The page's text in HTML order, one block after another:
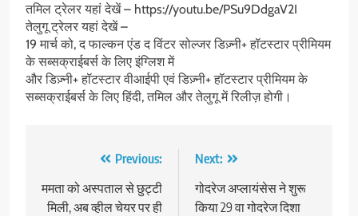
तमिल ट्रेलर यहां देखें – https://youtu.be/PSu9DdgaV2I
तेलुगू ट्रेलर यहां देखें –
19 मार्च को, द फाल्कन एंड द विंटर सोल्जर डिज़्नी+ हॉटस्टार प्रीमियम
के सब्सक्राईबर्स के लिए इंग्लिश में
और डिज़्नी+ हॉटस्टार वीआईपी एवं डिज़्नी+ हॉटस्टार प्रीमियम के
सब्सक्राईबर्स के लिए हिंदी, तमिल और तेलुगू में रिलीज़ होगी।
navigation
Previous:
ममता को अस्पताल से छुट्टी
मिली, अब व्हील चेयर पर ही
Next:
गोदरेज अप्लायंसेस ने शुरू
किया 29 वा गोदरेज दिशा